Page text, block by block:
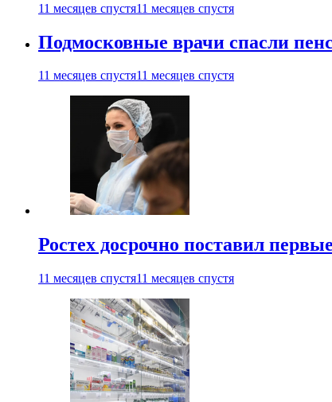
11 месяцев спустя11 месяцев спустя
Подмосковные врачи спасли
11 месяцев спустя11 месяцев спустя
Ростех досрочно поставил
11 месяцев спустя11 месяцев спустя